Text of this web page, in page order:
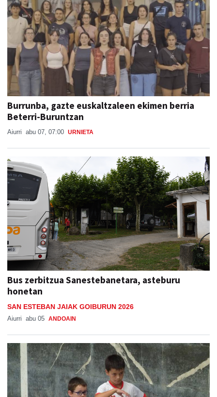
Burrunba, gazte euskaltzaleen ekimen berria
Beterri-Buruntzan
Aiurri abu 07, 07:00 URNIETA
Bus zerbitzua Sanestebanetara, asteburu
honetan
SAN ESTEBAN JAIAK GOIBURUN 2026
Aiurri abu 05 ANDOAIN